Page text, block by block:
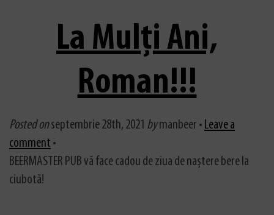
La Mulți Ani,
Roman!!!
Posted onseptembrie 28th, 2021 bymanbeer • Leave a
comment •
BEERMASTER PUB vă face cadou de ziua de naștere bere la
ciubotă!